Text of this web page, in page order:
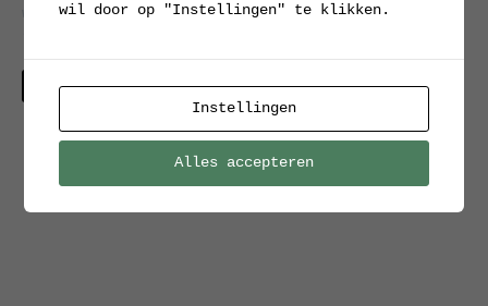
werkplaatskast /
Verkocht
sidetable
Verkocht
wil door op "Instellingen" te klikken.
Instellingen
Alles accepteren